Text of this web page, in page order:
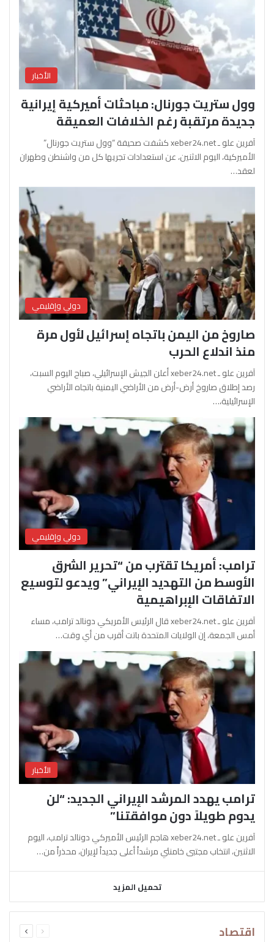
الأخبار
وول ستريت جورنال: مباحثات أميركية إيرانية
جديدة مرتقبة رغم الخلافات العميقة
آفرين علو ـ xeber24.net كشفت صحيفة “وول ستريت جورنال”
الأميركية، اليوم الاثنين، عن استعدادات تجريها كل من واشنطن وطهران
لعقد…
دولي وإقليمي
صاروخ من اليمن باتجاه إسرائيل لأول مرة
منذ اندلاع الحرب
آفرين علو ـ xeber24.net أعلن الجيش الإسرائيلي، صباح اليوم السبت،
رصد إطلاق صاروخ أرض-أرض من الأراضي اليمنية باتجاه الأراضي
الإسرائيلية،…
دولي وإقليمي
ترامب: أمريكا تقترب من “تحرير الشرق
الأوسط من التهديد الإيراني” ويدعو لتوسيع
الاتفاقات الإبراهيمية
آفرين علو ـ xeber24.net قال الرئيس الأمريكي دونالد ترامب، مساء
أمس الجمعة، إن الولايات المتحدة باتت أقرب من أي وقت…
الأخبار
ترامب يهدد المرشد الإيراني الجديد: “لن
يدوم طويلاً دون موافقتنا”
آفرين علو ـ xeber24.net هاجم الرئيس الأميركي دونالد ترامب، اليوم
الاثنين، انتخاب مجتبى خامنئي مرشداً أعلى جديداً لإيران، محذراً من…
تحميل المزيد
اقتصاد الصفحةالصفحة